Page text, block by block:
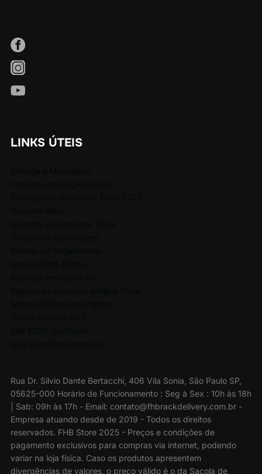
LINKS ÚTEIS
Rua Dr. Sílvio Dante Bertacchi, 406 Vila Sonia, São Paulo SP,
05625-000 Horário de Funcionamento : Seg à Sex : 10h às 18h
| Sab: 09h às 17h - Email: contato@fhbrackdelivery.com.br -
Empresa atuando desde de 2019 - Todos os direitos
reservados. FHB Store 2025 - Preços e condições de
pagamento exclusivos para compras via internet, podendo
variar na loja física. Caso os produtos apresentem
divergências de valores, o preço válido é o da Sacola de